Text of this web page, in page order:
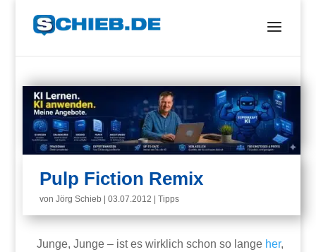
Pulp Fiction Remix
vonJörg Schieb |03.07.2012 |Tipps
Junge, Junge – ist es wirklich schon so lange her,